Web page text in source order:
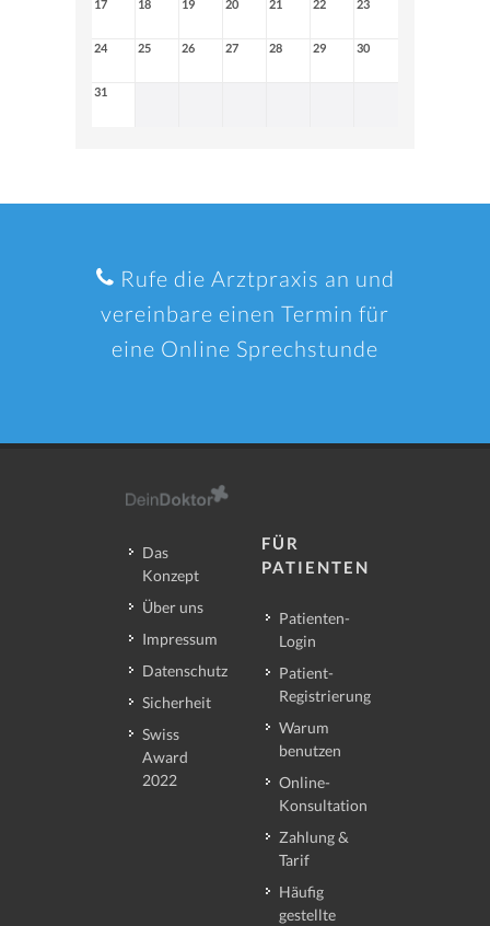
17 18 19 20 21 22 23
24 25 26 27 28 29 30
31
Rufe die Arztpraxis an und
vereinbare einen Termin für
eine Online Sprechstunde
Das
Konzept
Über uns
Impressum
Datenschutz
Sicherheit
Swiss
Award
2022
FÜR
PATIENTEN
Patienten-
Login
Patient-
Registrierung
Warum
benutzen
Online-
Konsultation
Zahlung &
Tarif
Häufig
gestellte